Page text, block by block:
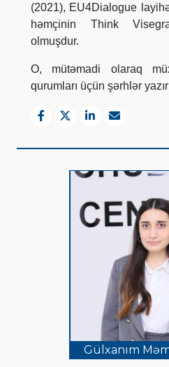
(2021), EU4Dialogue
həmçinin Think
olmuşdur.
O, mütəmadi olaraq
qurumları üçün şərhlər
Gülxanım